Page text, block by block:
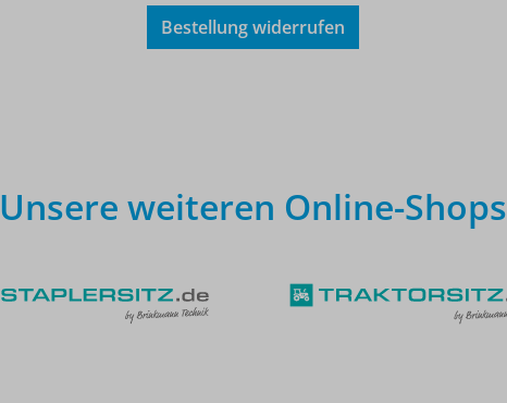
Bestellung widerrufen
Unsere weiteren Online-Shops